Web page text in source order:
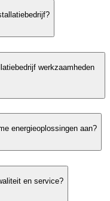
werkzaamheden
energieoplossingen aan?
en service?